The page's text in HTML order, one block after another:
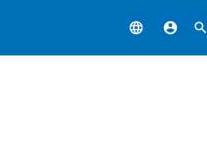
language account_circle search